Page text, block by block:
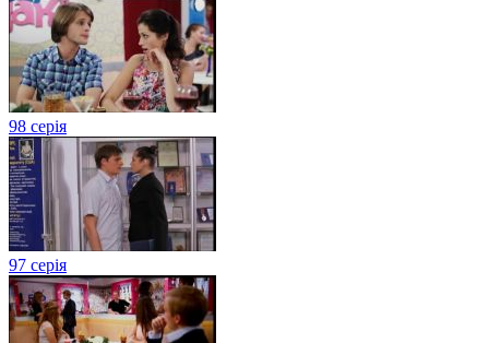
98 серія
97 серія